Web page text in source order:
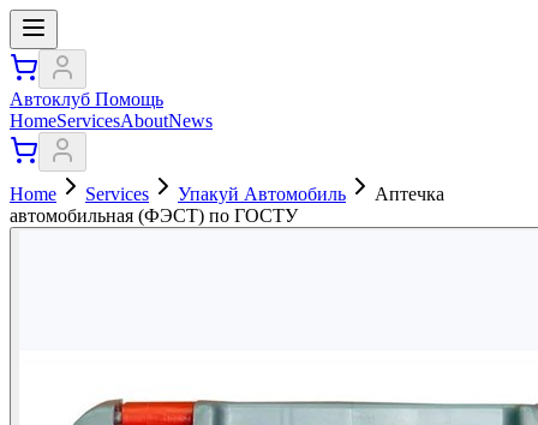
Автоклуб Помощь
HomeServicesAboutNews
Home Services Упакуй Автомобиль
Аптечка
автомобильная (ФЭСТ) по ГОСТУ